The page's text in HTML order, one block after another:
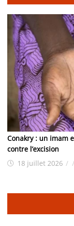
Conakry : un imam
contre l’excision
18 juillet 2026 / /